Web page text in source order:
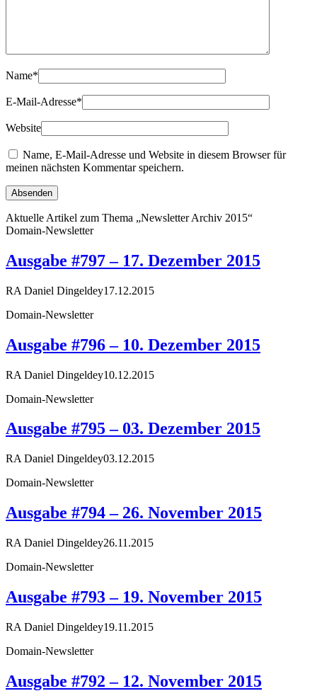
Name*
E-Mail-Adresse*
Website
Name, E-Mail-Adresse und Website in diesem Browser für
meinen nächsten Kommentar speichern.
Aktuelle Artikel zum Thema „Newsletter Archiv 2015“
Domain-Newsletter
Ausgabe #797 – 17. Dezember 2015
RA Daniel Dingeldey17.12.2015
Domain-Newsletter
Ausgabe #796 – 10. Dezember 2015
RA Daniel Dingeldey10.12.2015
Domain-Newsletter
Ausgabe #795 – 03. Dezember 2015
RA Daniel Dingeldey03.12.2015
Domain-Newsletter
Ausgabe #794 – 26. November 2015
RA Daniel Dingeldey26.11.2015
Domain-Newsletter
Ausgabe #793 – 19. November 2015
RA Daniel Dingeldey19.11.2015
Domain-Newsletter
Ausgabe #792 – 12. November 2015